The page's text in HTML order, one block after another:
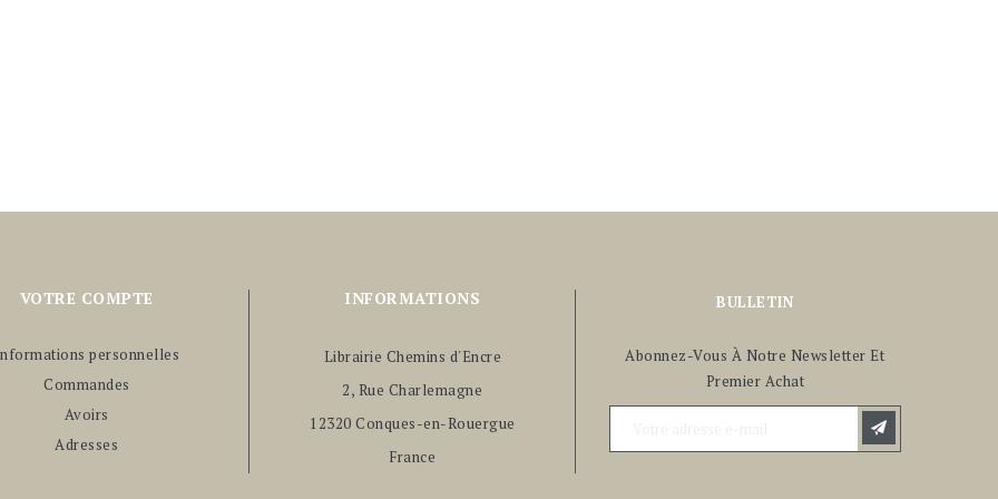
VOTRE COMPTE
personnelles
Commandes
Avoirs
Adresses
INFORMATIONS
Librairie Chemins d'Encre
2, Rue Charlemagne
12320 Conques-en-Rouergue
France
BULLETIN
Abonnez-Vous À Notre Newsletter Et
Premier Achat